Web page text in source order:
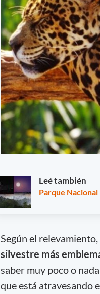
Leé también
Parque Nacional
Según el relevamiento,
silvestre más
saber muy poco o
que está atravesando